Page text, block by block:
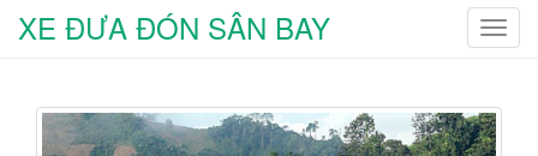
T
g
l
XE ĐƯA ĐÓN SÂN BAY